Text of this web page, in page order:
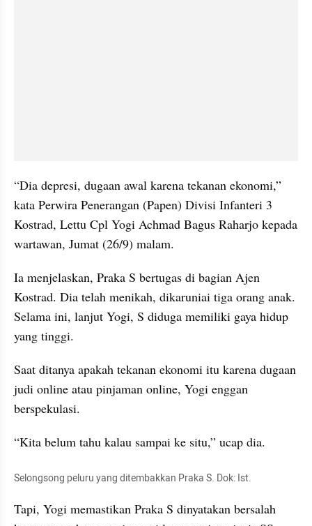
“Dia depresi, dugaan awal karena tekanan ekonomi,”
kata Perwira Penerangan (Papen) Divisi Infanteri 3
Kostrad, Lettu Cpl Yogi Achmad Bagus Raharjo kepada
wartawan, Jumat (26/9) malam.
Ia menjelaskan, Praka S bertugas di bagian Ajen
Kostrad. Dia telah menikah, dikaruniai tiga orang anak.
Selama ini, lanjut Yogi, S diduga memiliki gaya hidup
yang tinggi.
Saat ditanya apakah tekanan ekonomi itu karena dugaan
judi online atau pinjaman online, Yogi enggan
berspekulasi.
“Kita belum tahu kalau sampai ke situ,” ucap dia.
Selongsong peluru yang ditembakkan Praka S. Dok: Ist.
Tapi, Yogi memastikan Praka S dinyatakan bersalah